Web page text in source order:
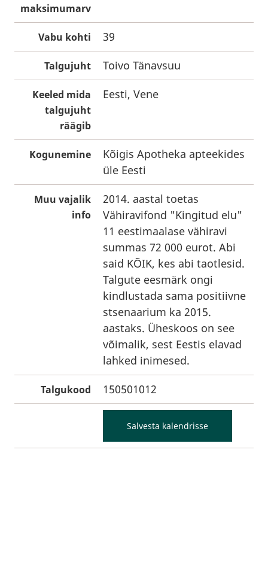
maksimumarv
Vabu kohti 39
Talgujuht Toivo Tänavsuu
Keeled mida
talgujuht
räägib
Eesti, Vene
Kogunemine
Kõigis Apotheka apteekides
üle Eesti
Muu vajalik
info
2014. aastal toetas
Vähiravifond "Kingitud elu"
11 eestimaalase vähiravi
summas 72 000 eurot. Abi
said KÕIK, kes abi taotlesid.
Talgute eesmärk ongi
kindlustada sama positiivne
stsenaarium ka 2015.
aastaks. Üheskoos on see
võimalik, sest Eestis elavad
lahked inimesed.
Talgukood 150501012
Salvesta kalendrisse